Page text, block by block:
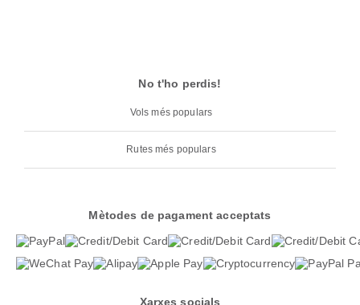
No t'ho perdis!
Vols més populars
Rutes més populars
Mètodes de pagament acceptats
Xarxes socials